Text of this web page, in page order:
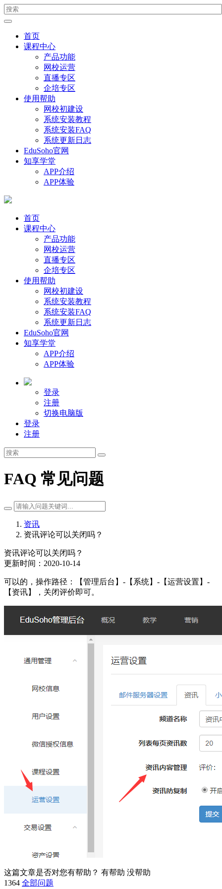
首页
课程中心
产品功能
网校运营
直播专区
企培专区
使用帮助
网校初建设
系统安装教程
系统安装FAQ
系统更新日志
EduSoho官网
知享学堂
APP介绍
APP体验
首页
课程中心
产品功能
网校运营
直播专区
企培专区
使用帮助
网校初建设
系统安装教程
系统安装FAQ
系统更新日志
EduSoho官网
知享学堂
APP介绍
APP体验
登录
注册
切换电脑版
登录
注册
FAQ 常见问题
资讯
资讯评论可以关闭吗？
资讯评论可以关闭吗？
更新时间：2020-10-14
可以的，操作路径：【管理后台】-【系统】-【运营设置】-
【资讯】，关闭评价即可。
这篇文章是否对您有帮助？ 有帮助 没帮助
1364 全部问题